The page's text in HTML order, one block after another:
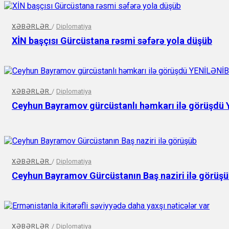
XƏBƏRLƏR / Diplomatiya
XİN başçısı Gürcüstana rəsmi səfərə yola düşüb
XƏBƏRLƏR / Diplomatiya
Ceyhun Bayramov gürcüstanlı həmkarı ilə görüşdü
XƏBƏRLƏR / Diplomatiya
Ceyhun Bayramov Gürcüstanın Baş naziri ilə
XƏBƏRLƏR / Diplomatiya